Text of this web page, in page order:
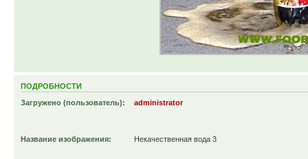
ПОДРОБНОСТИ
Загружено (пользователь): administrator
Название изображения: Некачественная вода 3